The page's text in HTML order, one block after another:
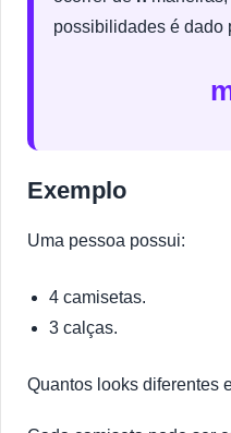
possibilidades é dado
Exemplo
Uma pessoa possui:
4 camisetas.
3 calças.
Quantos looks diferentes